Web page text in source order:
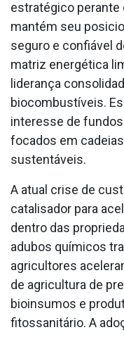
estratégico perante
mantém seu
seguro e confiável
matriz energética
liderança
biocombustíveis.
interesse de
focados em
sustentáveis.
A atual crise de
catalisador para
dentro das
adubos químicos
agricultores
de agricultura de
bioinsumos e
fitossanitário. A